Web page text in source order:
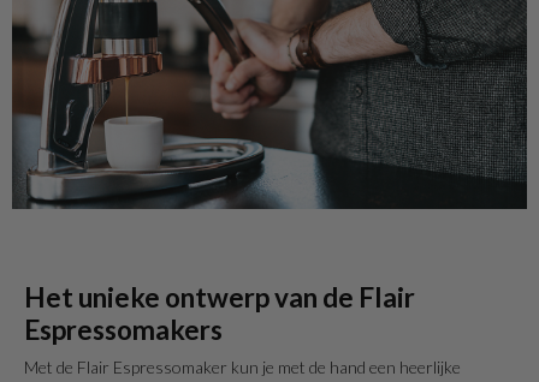
Het unieke ontwerp van de Flair
Espressomakers
Met de Flair Espressomaker kun je met de hand een heerlijke